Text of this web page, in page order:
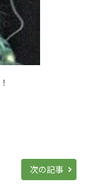
次の記事